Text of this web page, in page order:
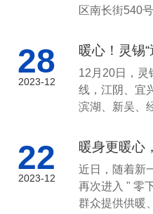
区南长街540
28
2023-12
暖心！灵锡
线！
12月20日，灵
线，江阴、宜
滨湖、新吴、
22
2023-12
暖身更暖心
近日，随着新
再次进入 " 零
群众提供供暖